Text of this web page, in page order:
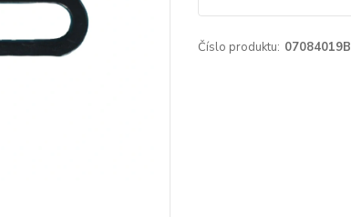
Číslo produktu: 07084019B